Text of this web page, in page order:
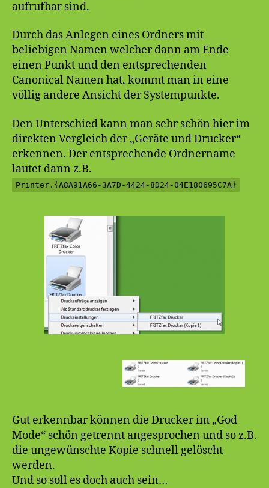
aufrufbar sind.
Durch das Anlegen eines Ordners mit
beliebigen Namen welcher dann am Ende
einen Punkt und den entsprechenden
Canonical Namen hat, kommt man in eine
völlig andere Ansicht der Systempunkte.
Den Unterschied kann man sehr schön hier im
direkten Vergleich der „Geräte und Drucker“
erkennen. Der entsprechende Ordnername
lautet dann z.B.
Printer.{A8A91A66-3A7D-4424-8D24-04E180695C7A}
Gut erkennbar können die Drucker im „God
Mode“ schön getrennt angesprochen und so z.B.
die ungewünschte Kopie schnell gelöscht
werden.
Und so soll es doch auch sein…